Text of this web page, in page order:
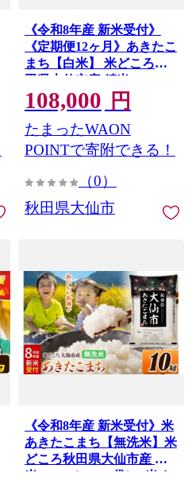
《令和8年産 新米受付》
《定期便12ヶ月》あきたこ
まち【白米】 米どころ秋
田県大仙市産 精米
5kg（5kg×1袋） [米 お米
こめ 白米 精米 あきたこま
ち ブランド米 通算23回 特
A 小分け ご飯 ごはん 米ど
108,000 円
たまったWAON
POINTで寄附できる！
（0）
秋田県大仙市
《令和8年産 新米受付》米
あきたこまち【無洗米】米
どころ秋田県大仙市産 精
米 10kg（5kg×2袋） [米 お